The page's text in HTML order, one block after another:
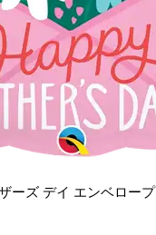
ーズ デイ エンベロープ